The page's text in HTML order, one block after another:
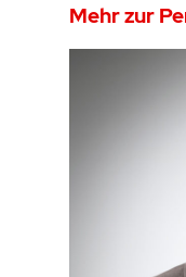
Mehr zur